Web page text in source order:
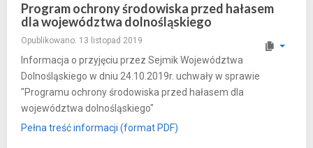
Program ochrony środowiska przed hałasem
dla województwa dolnośląskiego
Opublikowano: 13 listopad 2019
Informacja o przyjęciu przez Sejmik Województwa
Dolnośląskiego w dniu 24.10.2019r. uchwały w sprawie
"Programu ochrony środowiska przed hałasem dla
województwa dolnośląskiego"
Pełna treść informacji (format PDF)